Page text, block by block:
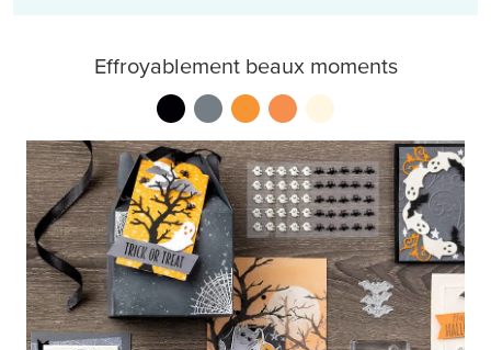
Effroyablement beaux moments